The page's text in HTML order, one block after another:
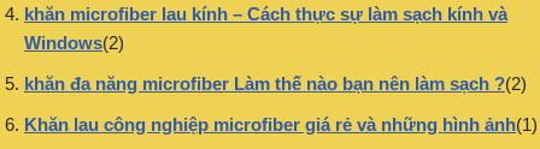
khăn microfiber lau kính – Cách thực sự làm sạch kính và
Windows(2)
khăn đa năng microfiber Làm thế nào bạn nên làm sạch ?(2)
Khăn lau công nghiệp microfiber giá rẻ và những hình ảnh(1)